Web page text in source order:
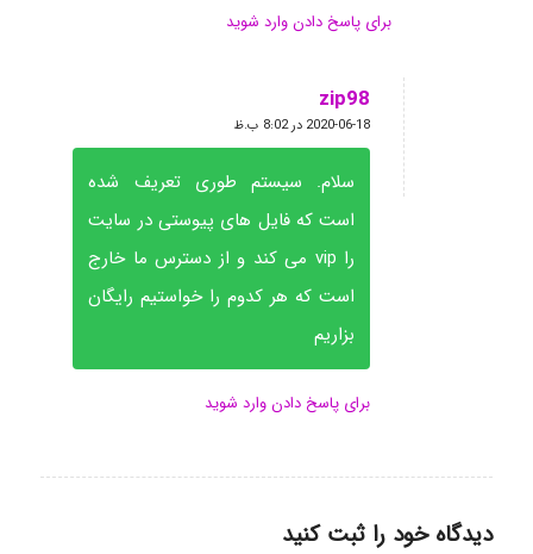
برای پاسخ دادن وارد شوید
zip98
گفته:
2020-06-18 در 8:02 ب.ظ
سلام. سیستم طوری تعریف شده
است که فایل های پیوستی در سایت
را vip می کند و از دسترس ما خارج
است که هر کدوم را خواستیم رایگان
بزاریم
برای پاسخ دادن وارد شوید
دیدگاه خود را ثبت کنید